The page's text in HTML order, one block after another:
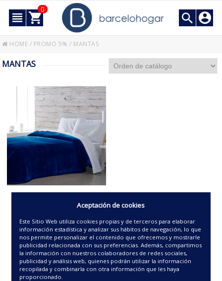
0
HOME / PROMO 5% / MANTAS
MANTAS
62.88€
Aceptación de cookies
Este Sitio Web utiliza cookies propias y de terceros para elaborar
información estadística y analizar sus hábitos de navegación, lo que
nos permite personalizar el contenido que ofrecemos y mostrarle
publicidad relacionada con sus preferencias. Además, compartimos
la información con nuestros colaboradores de redes sociales,
publicidad y análisis web, quienes podrán utilizar la información
recopilada y combinarla con otra información que les haya
proporcionado.